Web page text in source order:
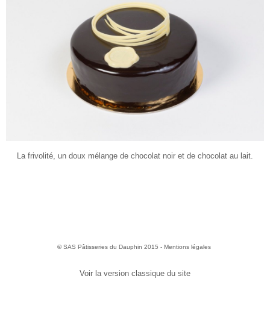
La frivolité, un doux mélange de chocolat noir et de chocolat au lait.
©SAS Pâtisseries du Dauphin 2015 - Mentions légales
Voir la version classique du site